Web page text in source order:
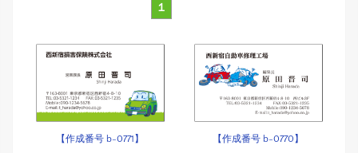
１
【作成番号 b-0771】 【作成番号 b-0770】